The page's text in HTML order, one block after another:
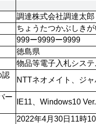
調達株式会社調達太郎
ちょうたつかぶしき
999ー9999ー9999
徳島県
物品等電子入札シス
認
NTTネオメイト、ジ
ー
IE11、Windows10
2022年4月30日11時